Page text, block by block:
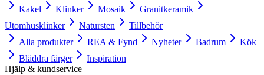
Kakel
Klinker Mosaik
Granitkeramik
Utomhusklinker
Natursten
Tillbehör
Alla produkter
REA & Fynd Nyheter Badrum
Kök
Bläddra färger
Inspiration
Hjälp & kundservice